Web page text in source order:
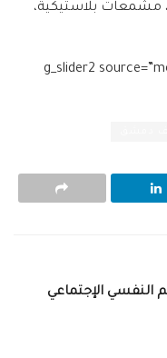
مشمعات بلاستيكية،
[g_slider2